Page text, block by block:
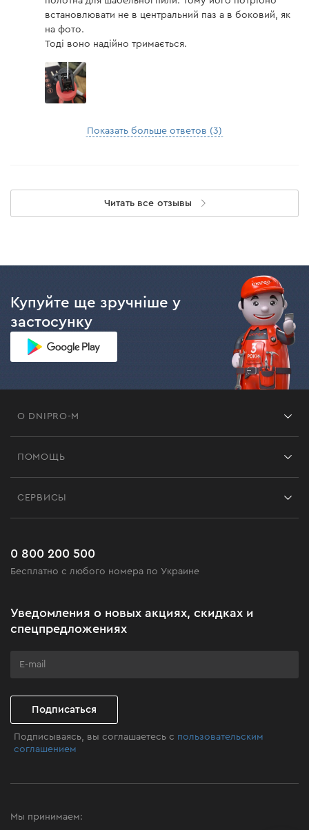
встановлювати не в центральний паз а в боковий, як
на фото.
Тоді воно надійно тримається.
Показать больше ответов (3)
Читать все отзывы
Купуйте ще зручніше у
застосунку
О DNIPRO-M
Черная пятница
Клуб мастерства
ПОМОЩЬ
Часто задаваемые вопросы
СЕРВИСЫ
0 800 200 500
Бесплатно с любого номера по Украине
Уведомления о новых акциях, скидках и
спецпредложениях
Подписаться
Подписываясь, вы соглашаетесь с пользовательским
соглашением
Мы принимаем: